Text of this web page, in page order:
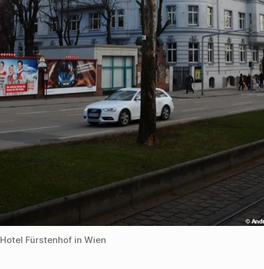
Hotel Fürstenhof in Wien